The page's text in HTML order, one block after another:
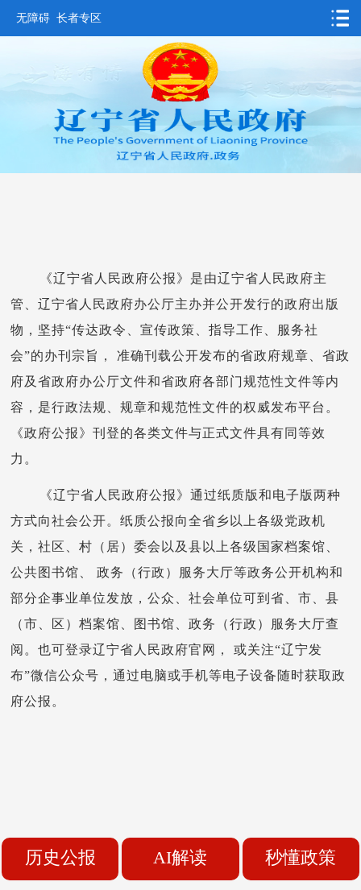
无障碍 长者专区
要闻动态
政务公开
省情概况
《辽宁省人民政府公报》是由辽宁省人民政府主
管、辽宁省人民政府办公厅主办并公开发行的政府出版
物，坚持“传达政令、宣传政策、指导工作、服务社
会”的办刊宗旨， 准确刊载公开发布的省政府规章、省政
府及省政府办公厅文件和省政府各部门规范性文件等内
容，是行政法规、规章和规范性文件的权威发布平台。
《政府公报》刊登的各类文件与正式文件具有同等效
力。
《辽宁省人民政府公报》通过纸质版和电子版两种
方式向社会公开。纸质公报向全省乡以上各级党政机
关，社区、村（居）委会以及县以上各级国家档案馆、
公共图书馆、 政务（行政）服务大厅等政务公开机构和
部分企事业单位发放，公众、社会单位可到省、市、县
（市、区）档案馆、图书馆、政务（行政）服务大厅查
阅。也可登录辽宁省人民政府官网， 或关注“辽宁发
布”微信公众号，通过电脑或手机等电子设备随时获取政
府公报。
历史公报 AI解读 秒懂政策